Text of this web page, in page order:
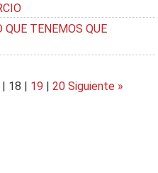
QUE TENEMOS QUE
18 | 19 | 20Siguiente »